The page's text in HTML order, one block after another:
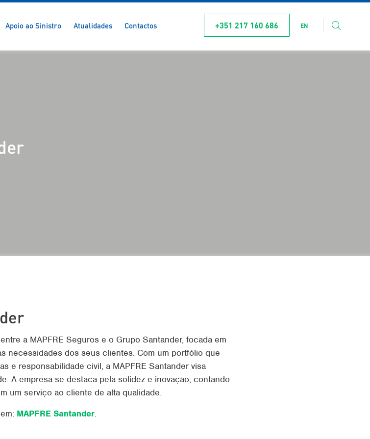
Apoio ao Sinistro Atualidades Contactos +351 217 160 686 EN
a MAPFRE Seguros e o Grupo Santander, focada em
necessidades dos seus clientes. Com um portfólio que
e responsabilidade civil, a MAPFRE Santander visa
A empresa se destaca pela solidez e inovação, contando
um serviço ao cliente de alta qualidade.
MAPFRE Santander.